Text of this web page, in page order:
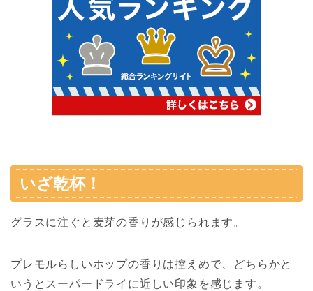
いざ乾杯！
グラスに注ぐと麦芽の香りが感じられます。
プレモルらしいホップの香りは控えめで、どちらかと
いうとスーパードライに近しい印象を感じます。